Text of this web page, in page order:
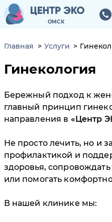
ОМСК
ОМСК
Главная Услуги
Гинекология
Бережный подход к
главный принцип
направления в
Центр
Не просто лечить, но и
профилактикой и
здоровья,
или помогать
В нашей клинике мы: